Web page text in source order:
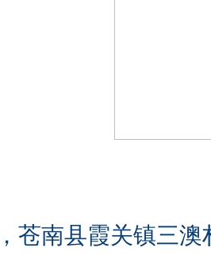
苍南县霞关镇三澳